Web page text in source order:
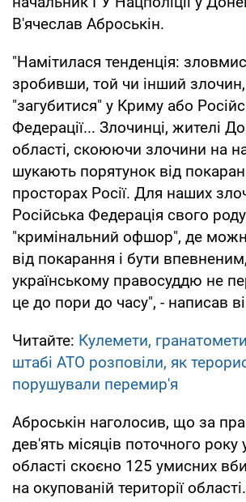
В'ячеслав Аброськін.
"Намітилася тенденція:
зробивши, той чи інший
"загубитися" у Криму або
Федерації... Злочинці, жителі
області, скоюючи злочини на
шукають порятунок від
просторах Росії. Для наших
Російська Федерація свого роду
"кримінальний офшор", де
від покарання і бути
українському правосуддю не
це до пори до часу", - написав
Читайте: Кулемети,
штабі АТО розповіли, як
порушували перемир'я
Аброськін наголосив, що за
дев'ять місяців поточного року
області скоєно 125 умисних
на окупованій території області.